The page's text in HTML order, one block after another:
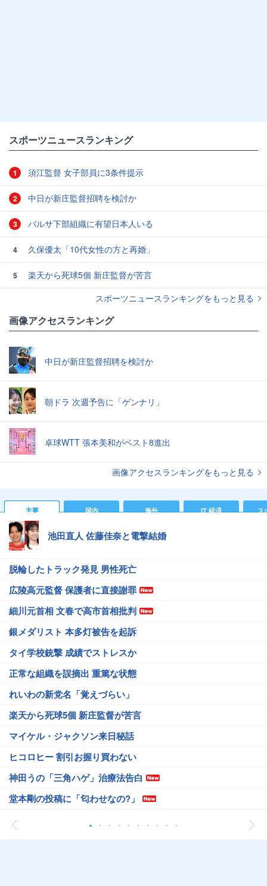
スポーツニュースランキング
1 須江監督 女子部員に3条件提示
2 中日が新庄監督招聘を検討か
3 バルサ下部組織に有望日本人いる
4 久保優太「10代女性の方と再婚」
5
楽天から死球5個 新庄監督が苦言
スポーツニュースランキングをもっと見る
画像アクセスランキング
中日が新庄監督招聘を検討か
朝ドラ 次週予告に「ゲンナリ」
卓球WTT 張本美和がベスト8進出
画像アクセスランキングをもっと見る
主要 国内 海外 IT 経済 ス
池田直人 佐藤佳奈と電撃結婚
脱輪したトラック発見 男性死亡
広陵高元監督 保護者に直接謝罪
細川元首相 文春で高市首相批判
銀メダリスト 本多灯被告を起訴
タイ学校銃撃 成績でストレスか
正常な組織を誤摘出 重篤な状態
れいわの新党名「覚えづらい」
楽天から死球5個 新庄監督が苦言
マイケル・ジャクソン来日秘話
ヒコロヒー 割引お握り買わない
神田うの「三角ハゲ」治療法告白
堂本剛の投稿に「匂わせなの?」